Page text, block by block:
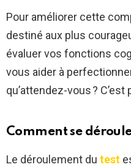
Pour améliorer cette
destiné aux plus
évaluer vos fonctions
vous aider à
qu’attendez-vous ? C’est
Comment se
Le déroulement du test